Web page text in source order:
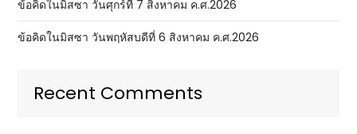
ข้อคิดในมิสซา วันศุกร์ที่ 7 สิงหาคม ค.ศ.2026
ข้อคิดในมิสซา วันพฤหัสบดีที่ 6 สิงหาคม ค.ศ.2026
Recent Comments